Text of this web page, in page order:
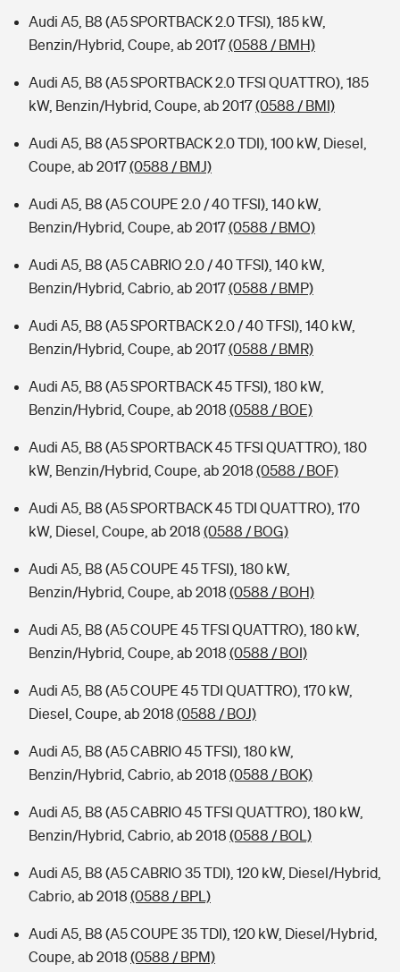
Audi A5, B8 (A5 SPORTBACK 2.0 TFSI), 185 kW,
Benzin/Hybrid, Coupe, ab 2017(0588 / BMH)
Audi A5, B8 (A5 SPORTBACK 2.0 TFSI QUATTRO), 185
kW, Benzin/Hybrid, Coupe, ab 2017(0588 / BMI)
Audi A5, B8 (A5 SPORTBACK 2.0 TDI), 100 kW, Diesel,
Coupe, ab 2017(0588 / BMJ)
Audi A5, B8 (A5 COUPE 2.0 / 40 TFSI), 140 kW,
Benzin/Hybrid, Coupe, ab 2017(0588 / BMO)
Audi A5, B8 (A5 CABRIO 2.0 / 40 TFSI), 140 kW,
Benzin/Hybrid, Cabrio, ab 2017(0588 / BMP)
Audi A5, B8 (A5 SPORTBACK 2.0 / 40 TFSI), 140 kW,
Benzin/Hybrid, Coupe, ab 2017(0588 / BMR)
Audi A5, B8 (A5 SPORTBACK 45 TFSI), 180 kW,
Benzin/Hybrid, Coupe, ab 2018 (0588 / BOE)
Audi A5, B8 (A5 SPORTBACK 45 TFSI QUATTRO), 180
kW, Benzin/Hybrid, Coupe, ab 2018 (0588 / BOF)
Audi A5, B8 (A5 SPORTBACK 45 TDI QUATTRO), 170
kW, Diesel, Coupe, ab 2018 (0588 / BOG)
Audi A5, B8 (A5 COUPE 45 TFSI), 180 kW,
Benzin/Hybrid, Coupe, ab 2018 (0588 / BOH)
Audi A5, B8 (A5 COUPE 45 TFSI QUATTRO), 180 kW,
Benzin/Hybrid, Coupe, ab 2018 (0588 / BOI)
Audi A5, B8 (A5 COUPE 45 TDI QUATTRO), 170 kW,
Diesel, Coupe, ab 2018 (0588 / BOJ)
Audi A5, B8 (A5 CABRIO 45 TFSI), 180 kW,
Benzin/Hybrid, Cabrio, ab 2018 (0588 / BOK)
Audi A5, B8 (A5 CABRIO 45 TFSI QUATTRO), 180 kW,
Benzin/Hybrid, Cabrio, ab 2018 (0588 / BOL)
Audi A5, B8 (A5 CABRIO 35 TDI), 120 kW, Diesel/Hybrid,
Cabrio, ab 2018 (0588 / BPL)
Audi A5, B8 (A5 COUPE 35 TDI), 120 kW, Diesel/Hybrid,
Coupe, ab 2018 (0588 / BPM)